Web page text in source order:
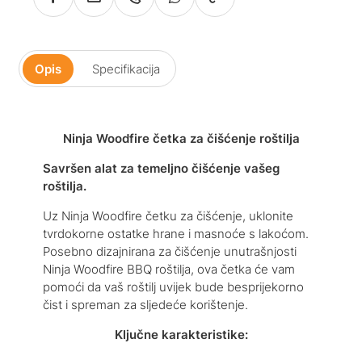
Opis Specifikacija
Ninja Woodfire četka za čišćenje roštilja
Savršen alat za temeljno čišćenje vašeg
roštilja.
Uz Ninja Woodfire četku za čišćenje, uklonite
tvrdokorne ostatke hrane i masnoće s lakoćom.
Posebno dizajnirana za čišćenje unutrašnjosti
Ninja Woodfire BBQ roštilja, ova četka će vam
pomoći da vaš roštilj uvijek bude besprijekorno
čist i spreman za sljedeće korištenje.
Ključne karakteristike: